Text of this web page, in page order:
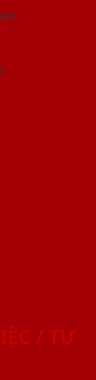
/ TƯ